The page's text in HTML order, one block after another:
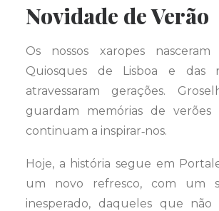
Novidade de Verão
Os nossos xaropes
Quiosques de Lisboa e das
atravessaram gerações.
guardam memórias de
continuam a inspirar‑nos.
Hoje, a história segue em
um novo refresco, com um
inesperado, daqueles que não